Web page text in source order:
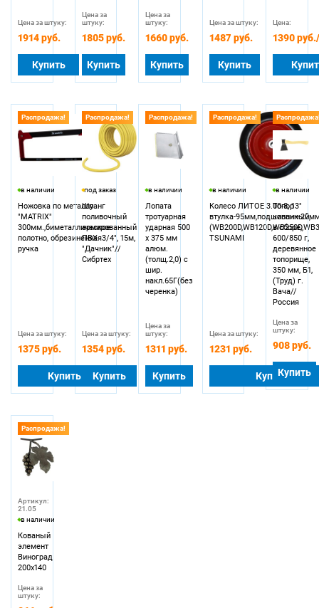
Цена за штуку:
1914 руб.
Купить
Цена за
штуку:
1805 руб.
Купить
Цена за
штуку:
1660 руб.
Купить
Цена за штуку:
1487 руб.
Купить
Цена:
1390 руб.
Распродажа!
в наличии
Ножовка по металлу
"MATRIX"
300мм.,биметаллическое
полотно, обрезиненная
ручка
Цена за штуку:
1375 руб.
Купить
Распродажа!
под заказ
Шланг
поливочный
армированный
ПВХ 3/4", 15м,
"Дачник"//
Сибртех
Цена за штуку:
1354 руб.
Купить
Распродажа!
в наличии
Лопата
тротуарная
ударная 500
х 375 мм
алюм.
(толщ.2,0) с
шир.
накл.65Г(без
черенка)
Цена за
штуку:
1311 руб.
Купить
Распродажа!
в наличии
Колесо ЛИТОЕ 3.00-8, 13"
втулка-95мм,подшипник-
TSUNAMI
Цена за штуку:
1231 руб.
Купить
в наличии
Топор
кованный,
в сборе,
600/850 г,
деревянное
топорище,
350 мм, Б1,
(Труд) г.
Вача//
Россия
Цена за
штуку:
908 руб.
Купить
Артикул:
21.05
Распродажа!
в наличии
Кованый
элемент
Виноград
200х140
Цена за
штуку: